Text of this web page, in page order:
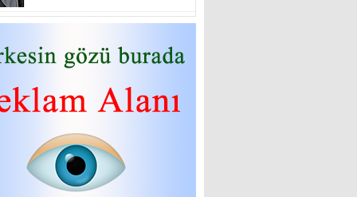
18/03/2024
Aleyna Gürsoy
“GELİŞ VE GİDİŞLERİN
ARASINDA...”
07/04/2026
Fatma Zehra Köseley
MUSTAFA KEMALİN
KAĞNISI
07/04/2026